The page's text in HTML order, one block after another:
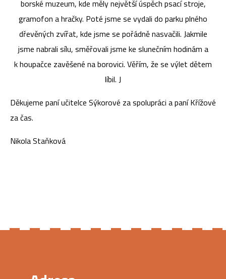
borské muzeum, kde měly největší úspěch psací stroje,
gramofon a hračky. Poté jsme se vydali do parku plného
dřevěných zvířat, kde jsme se pořádně nasvačili. Jakmile
jsme nabrali sílu, směřovali jsme ke slunečním hodinám a
k houpačce zavěšené na borovici. Věřím, že se výlet dětem
líbil. J
Děkujeme paní učitelce Sýkorové za spolupráci a paní Křížové
za čas.
Nikola Staňková